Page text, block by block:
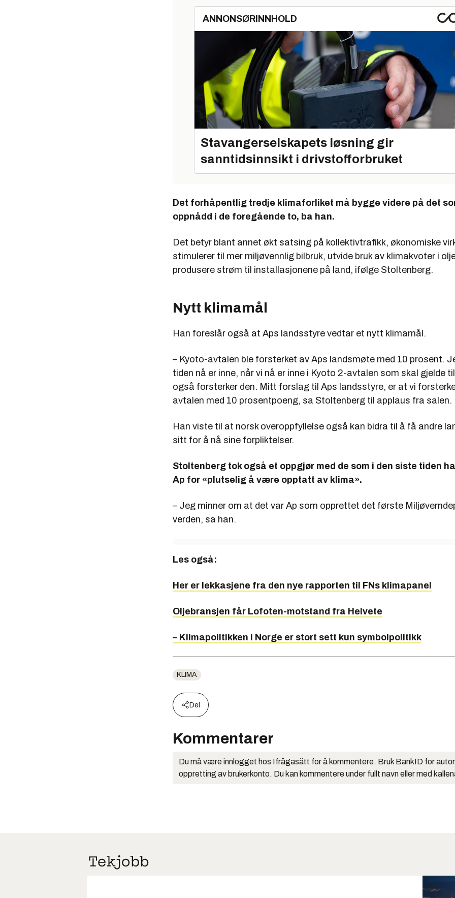
ANNONSØRINNHOLD
Stavangerselskapets løsning gir
sanntidsinnsikt i drivstofforbruket
Det forhåpentlig tredje klimaforliket må bygge videre på det
oppnådd i de foregående to, ba han.
Det betyr blant annet økt satsing på kollektivtrafikk, økonomiske
stimulerer til mer miljøvennlig bilbruk, utvide bruk av klimakvoter i
produsere strøm til installasjonene på land, ifølge Stoltenberg.
Nytt klimamål
Han foreslår også at Aps landsstyre vedtar et nytt klimamål.
– Kyoto-avtalen ble forsterket av Aps landsmøte med 10 prosent.
tiden nå er inne, når vi nå er inne i Kyoto 2-avtalen som skal gjelde
også forsterker den. Mitt forslag til Aps landsstyre, er at vi
avtalen med 10 prosentpoeng, sa Stoltenberg til applaus fra salen.
Han viste til at norsk overoppfyllelse også kan bidra til å få andre
sitt for å nå sine forpliktelser.
Stoltenberg tok også et oppgjør med de som i den siste tiden
Ap for «plutselig å være opptatt av klima».
– Jeg minner om at det var Ap som opprettet det første
verden, sa han.
Les også:
Her er lekkasjene fra den nye rapporten til FNs klimapanel
Oljebransjen får Lofoten-motstand fra Helvete
– Klimapolitikken i Norge er stort sett kun symbolpolitikk
KLIMA
Del
Kommentarer
Du må være innlogget hos Ifrågasätt for å kommentere. Bruk BankID for
oppretting av brukerkonto. Du kan kommentere under fullt navn eller med